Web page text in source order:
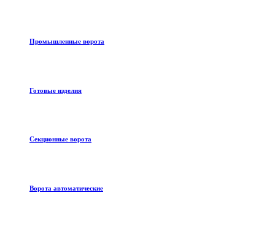
Промышленные ворота
Готовые изделия
Секционные ворота
Ворота автоматические